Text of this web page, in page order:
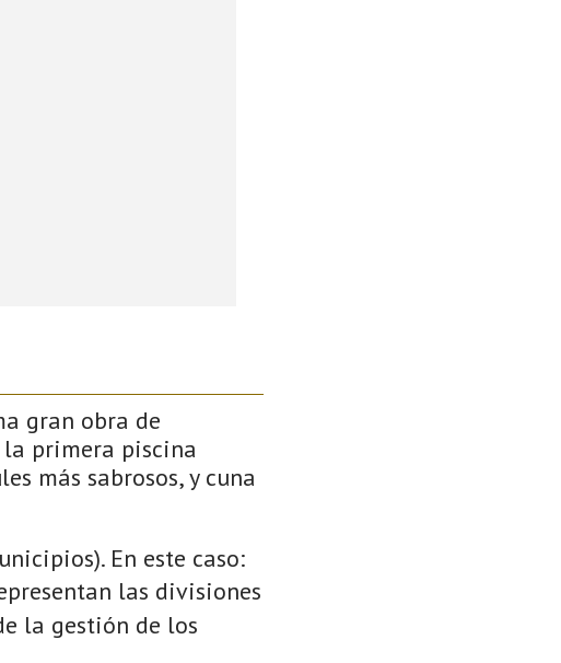
gran obra de
la primera piscina
más sabrosos, y cuna
En este caso:
las divisiones
la gestión de los